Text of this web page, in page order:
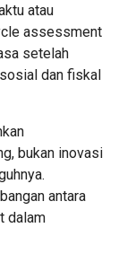
atau
assessment
setelah
dan fiskal
bukan inovasi
antara
dalam